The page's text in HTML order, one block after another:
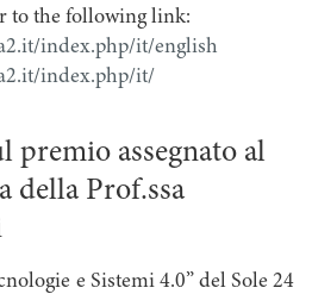
to the following link:
index.php/it/english
index.php/it/
premio assegnato al
della Prof.ssa
e Sistemi 4.0” del Sole 24